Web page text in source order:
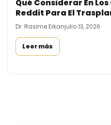
Qué Considerar En
Reddit Para El
Dr. Rasime Erkanjulio 13, 2026
Leer más